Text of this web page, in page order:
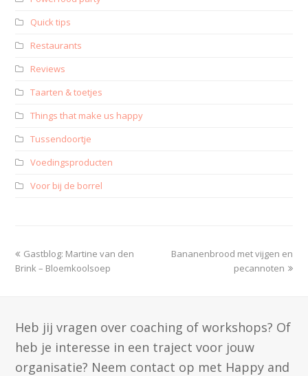
Quick tips
Restaurants
Reviews
Taarten & toetjes
Things that make us happy
Tussendoortje
Voedingsproducten
Voor bij de borrel
Gastblog: Martine van den
Brink – Bloemkoolsoep
Bananenbrood met vijgen en
pecannoten
Heb jij vragen over coaching of workshops? Of
heb je interesse in een traject voor jouw
organisatie? Neem contact op met Happy and